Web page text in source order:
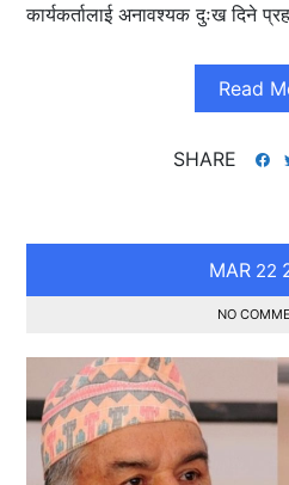
कार्यकर्तालाई अनावश्यक दुःख दिने
Read
SHARE
MAR 22
NO